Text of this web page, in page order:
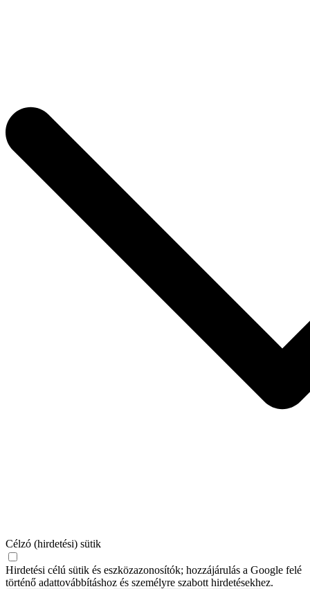
Célzó (hirdetési) sütik
Hirdetési célú sütik és eszközazonosítók; hozzájárulás a Google felé
történő adattovábbításhoz és személyre szabott hirdetésekhez.